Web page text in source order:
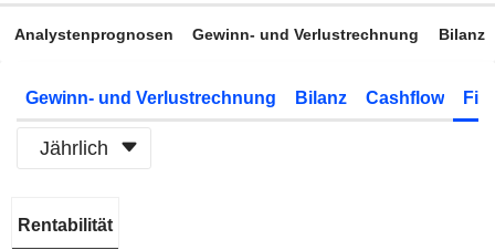
Analystenprognosen Gewinn- und Verlustrechnung Bilanz
Gewinn- und Verlustrechnung Bilanz Cashflow
Jährlich
Geschäftsjahres:
Rentabilität